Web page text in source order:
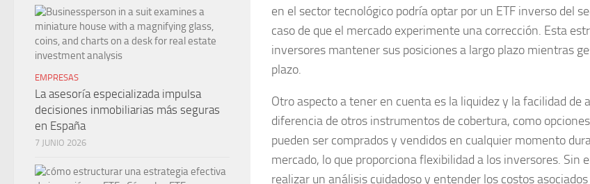
en el sector tecnológico podría optar por un ETF inverso del
caso de que el mercado experimente una corrección. Esta
inversores mantener sus posiciones a largo plazo mientras
plazo.
Otro aspecto a tener en cuenta es la liquidez y la facilidad de
diferencia de otros instrumentos de cobertura, como
pueden ser comprados y vendidos en cualquier momento
mercado, lo que proporciona flexibilidad a los inversores. Sin
realizar un análisis cuidadoso y entender los costos
EMPRESAS
La asesoría especializada impulsa
decisiones inmobiliarias más seguras
en España
7 JUNIO 2026